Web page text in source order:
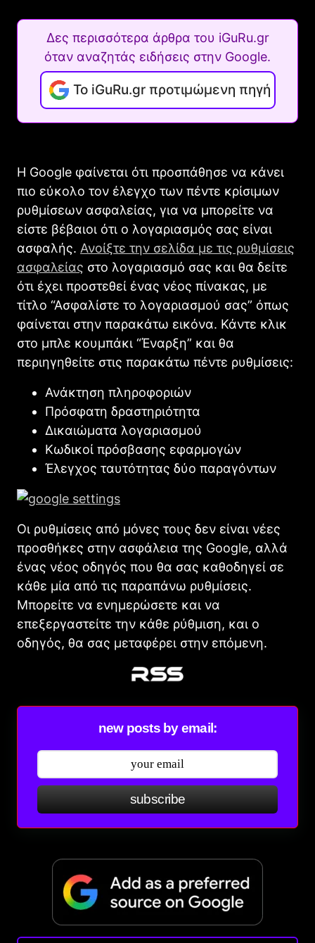
Δες περισσότερα άρθρα του iGuRu.gr
όταν αναζητάς ειδήσεις στην Google.
Το iGuRu.gr προτιμώμενη πηγή
Η Goοgle φαίνεται ότι προσπάθησε να κάνει
πιο εύκολο τον έλεγχο των πέντε κρίσιμων
ρυθμίσεων ασφαλείας, για να μπορείτε να
είστε βέβαιοι ότι ο λογαριασμός σας είναι
ασφαλής. Ανοίξτε την σελίδα με τις ρυθμίσεις
ασφαλείας στο λογαριασμό σας και θα δείτε
ότι έχει προστεθεί ένας νέος πίνακας, με
τίτλο “Ασφαλίστε το λογαριασμού σας” όπως
φαίνεται στην παρακάτω εικόνα. Κάντε κλικ
στο μπλε κουμπάκι “Έναρξη” και θα
περιηγηθείτε στις παρακάτω πέντε ρυθμίσεις:
Ανάκτηση πληροφοριών
Πρόσφατη δραστηριότητα
Δικαιώματα λογαριασμού
Κωδικοί πρόσβασης εφαρμογών
Έλεγχος ταυτότητας δύο παραγόντων
Οι ρυθμίσεις από μόνες τους δεν είναι νέες
προσθήκες στην ασφάλεια της Goοgle, αλλά
ένας νέος οδηγός που θα σας καθοδηγεί σε
κάθε μία από τις παραπάνω ρυθμίσεις.
Μπορείτε να ενημερώσετε και να
επεξεργαστείτε την κάθε ρύθμιση, και ο
οδηγός, θα σας μεταφέρει στην επόμενη.
new posts by email:
subscribe